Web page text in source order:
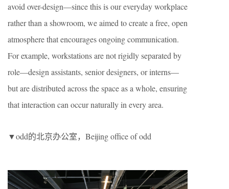
avoid over-design—since this is our everyday workplace
rather than a showroom, we aimed to create a free, open
atmosphere that encourages ongoing communication.
For example, workstations are not rigidly separated by
role—design assistants, senior designers, or interns—
but are distributed across the space as a whole, ensuring
that interaction can occur naturally in every area.
▼odd的北京办公室，Beijing office of odd